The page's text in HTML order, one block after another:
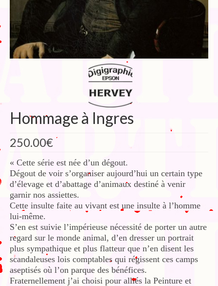
Post-it politiques
Hommage à Ingres
250.00€
« Cette série est née d’un dégout.
Dégout de voir s’organiser aujourd’hui un certain type
d’élevage et d’abattage d’animaux destiné à venir
garnir nos assiettes.
Cette insulte faite au vivant est une insulte à l’homme
lui-même.
S’en est suivie l’impérieuse nécessité de porter un autre
regard sur le monde animal, d’en dresser un portrait
plus sympathique et plus flatteur que n’en disent les
scandaleuses lois comptables qui régissent ces camps
aseptisés où l’on parque des bénéfices.
Fraternellement j’ai choisi pour alliés la Peinture et